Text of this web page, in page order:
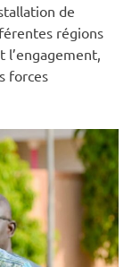
de
régions
l’engagement,
forces